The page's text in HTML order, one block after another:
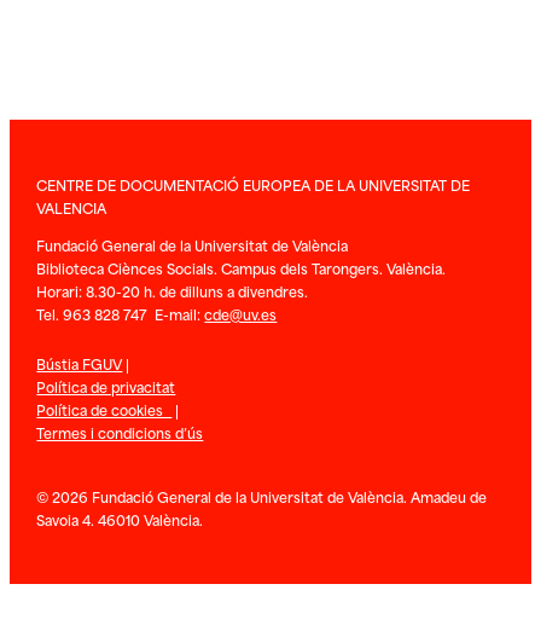
CENTRE DE DOCUMENTACIÓ EUROPEA DE LA UNIVERSITAT DE
VALENCIA
Fundació General de la Universitat de València
Biblioteca Ciènces Socials. Campus dels Tarongers. València.
Horari: 8.30-20 h. de dilluns a divendres.
Tel. 963 828 747 E-mail:cde@uv.es
Bústia FGUV|
Política de privacitat
Política de cookies |
Termes i condicions d’ús
© 2026 Fundació General de la Universitat de València. Amadeu de
Savoia 4. 46010 València.